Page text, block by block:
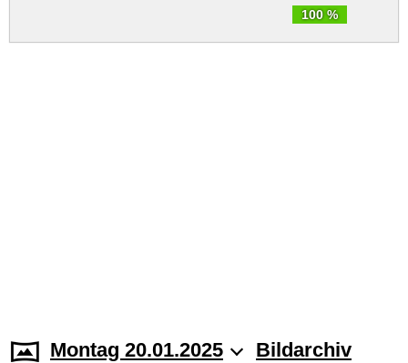
100 %
Montag 20.01.2025 Bildarchiv